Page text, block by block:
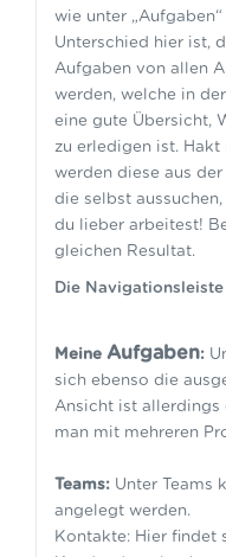
wie unter
Unterschied hier ist,
Aufgaben von allen
werden, welche in
eine gute Übersicht,
zu erledigen ist.
werden diese aus
die selbst
du lieber arbeitest!
gleichen Resultat.
Die Navigationsleiste
Meine Aufgaben:
sich ebenso die
Ansicht ist allerdings
man mit mehreren
Teams:Unter Teams
angelegt werden.
Kontakte: Hier findet